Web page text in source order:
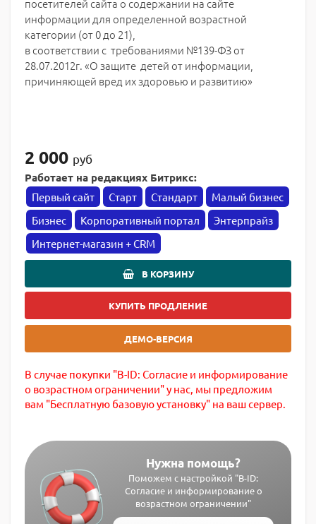
посетителей сайта о содержании на сайте
информации для определенной возрастной
категории (от 0 до 21),
в соответствии с требованиями №139-ФЗ от
28.07.2012г. «О защите детей от информации,
причиняющей вред их здоровью и развитию»
2 000 руб
Работает на редакциях Битрикс:
Первый сайт Старт Стандарт
Малый бизнес
Бизнес
Корпоративный портал
Энтерпрайз
Интернет-магазин + CRM
В КОРЗИНУ
КУПИТЬ ПРОДЛЕНИЕ
ДЕМО-ВЕРСИЯ
В случае покупки "B-ID: Согласие и информирование
о возрастном ограничении" у нас, мы предложим
вам "Бесплатную базовую установку" на ваш сервер.
Нужна помощь?
Поможем с настройкой "B-ID:
Согласие и информирование о
возрастном ограничении"